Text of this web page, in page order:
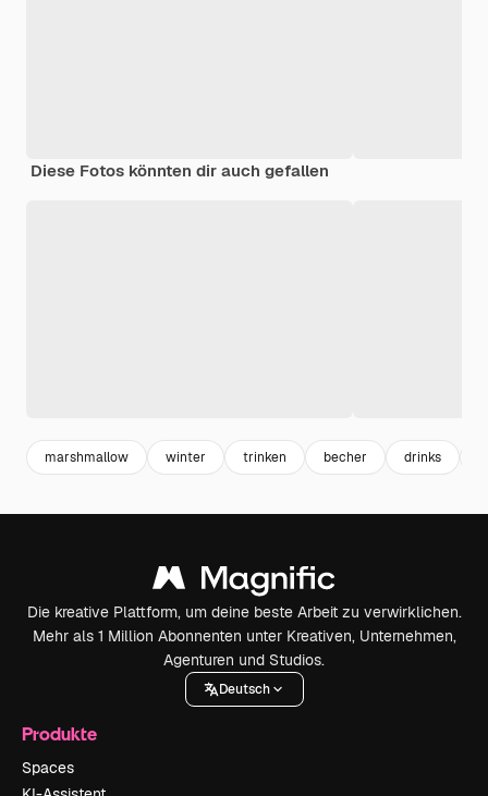
Diese Fotos könnten dir auch gefallen
marshmallow winter trinken becher drinks
Die kreative Plattform, um deine beste Arbeit zu verwirklichen.
Mehr als 1 Million Abonnenten unter Kreativen, Unternehmen,
Agenturen und Studios.
Deutsch
Produkte
Spaces